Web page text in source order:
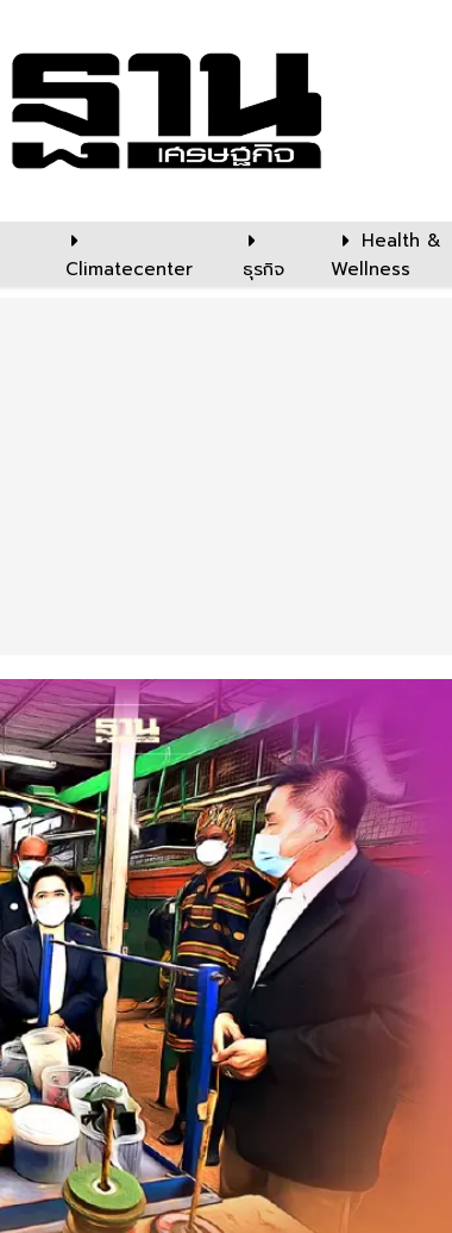
Climatecenter ธุรกิจ
Health &
Wellness